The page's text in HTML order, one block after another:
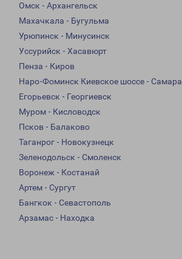
Омск - Архангельск
Махачкала - Бугульма
Урюпинск - Минусинск
Уссурийск - Хасавюрт
Пенза - Киров
Наро-Фоминск Киевское шоссе - Самара
Егорьевск - Георгиевск
Муром - Кисловодск
Псков - Балаково
Таганрог - Новокузнецк
Зеленодольск - Смоленск
Воронеж - Костанай
Артем - Сургут
Бангкок - Севастополь
Арзамас - Находка